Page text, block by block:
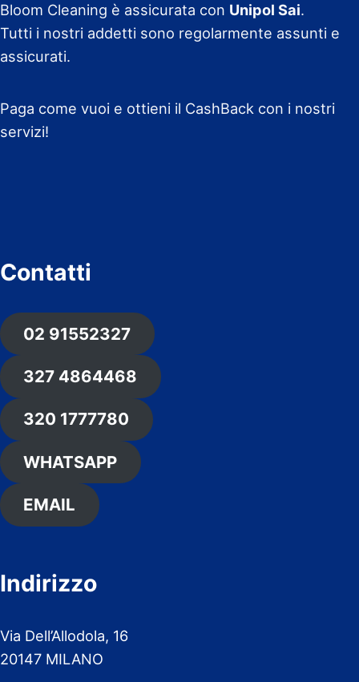
Bloom Cleaning è assicurata con Unipol Sai.
Tutti i nostri addetti sono regolarmente assunti e
assicurati.
Paga come vuoi e ottieni il CashBack con i nostri
servizi!
Contatti
02 91552327
327 4864468
320 1777780
WHATSAPP
EMAIL
Indirizzo
Via Dell’Allodola, 16
20147 MILANO